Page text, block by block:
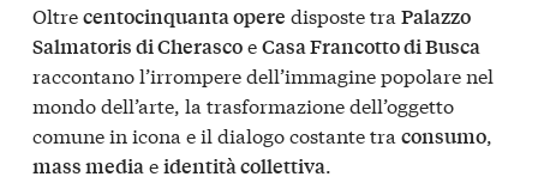
Oltrecentocinquanta opere disposte tra Palazzo
Salmatoris di CherascoeCasa Francotto di Busca
raccontano l’irrompere dell’immagine popolare nel
mondo dell’arte, la trasformazione dell’oggetto
comune in icona e il dialogo costante tra consumo,
mass mediaeidentità collettiva.